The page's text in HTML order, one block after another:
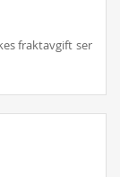
fraktavgift ser